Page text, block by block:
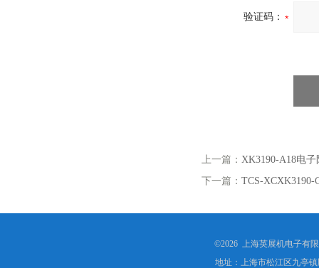
验证码：
上一篇： XK3190-A18电
下一篇： TCS-XCXK3190-
©2026 上海英展机电子有
地址：上海市松江区九亭镇